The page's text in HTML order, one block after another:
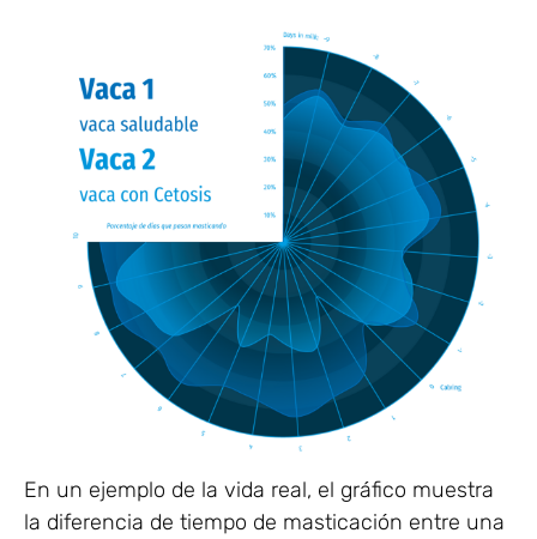
En un ejemplo de la vida real, el gráfico muestra
la diferencia de tiempo de masticación entre una